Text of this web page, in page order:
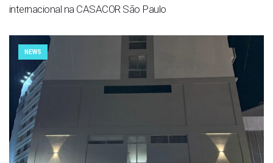
internacional na CASACOR São Paulo
NEWS